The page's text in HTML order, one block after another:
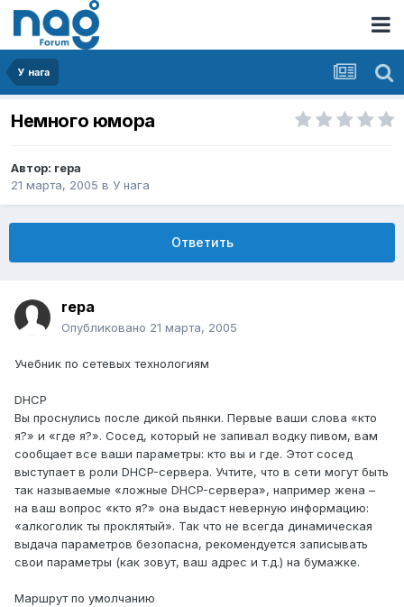
У нага
Немного юмора
Автор: repa
21 марта, 2005 в У нага
Ответить
repa
Опубликовано 21 марта, 2005
Учебник по сетевых технологиям
DHCP
Вы проснулись после дикой пьянки. Первые ваши слова «кто
я?» и «где я?». Сосед, который не запивал водку пивом, вам
сообщает все ваши параметры: кто вы и где. Этот сосед
выступает в роли DHCP-сервера. Учтите, что в сети могут быть
так называемые «ложные DHCP-сервера», например жена –
на ваш вопрос «кто я?» она выдаст неверную информацию:
«алкоголик ты проклятый». Так что не всегда динамическая
выдача параметров безопасна, рекомендуется записывать
свои параметры (как зовут, ваш адрес и т.д.) на бумажке.
Маршрут по умолчанию